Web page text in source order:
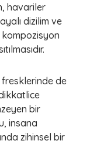
havariler
dizilim ve
kompozisyon
fresklerinde de
bir
insana
zihinsel bir